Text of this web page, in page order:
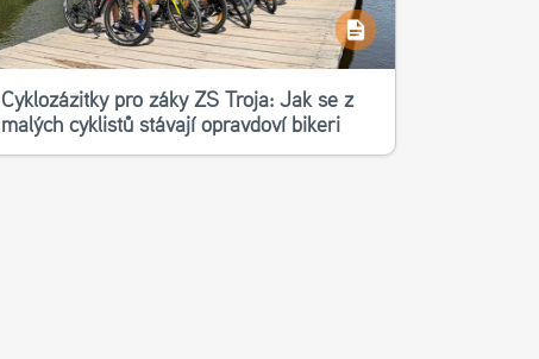
Cyklozážitky pro žáky ZŠ Troja: Jak se z
malých cyklistů stávají opravdoví bikeři